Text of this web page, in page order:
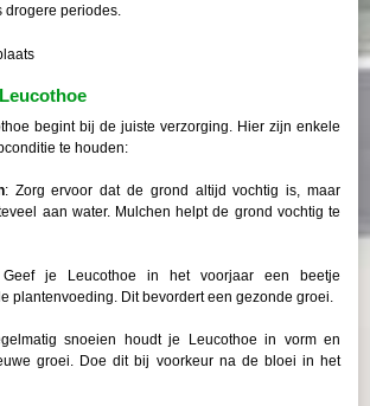
drogere periodes.
begint bij de juiste verzorging. Hier zijn enkele
te houden:
: Zorg ervoor dat de grond altijd vochtig is, maar
aan water. Mulchen helpt de grond vochtig te
je Leucothoe in het voorjaar een beetje
plantenvoeding. Dit bevordert een gezonde groei.
snoeien houdt je Leucothoe in vorm en
groei. Doe dit bij voorkeur na de bloei in het